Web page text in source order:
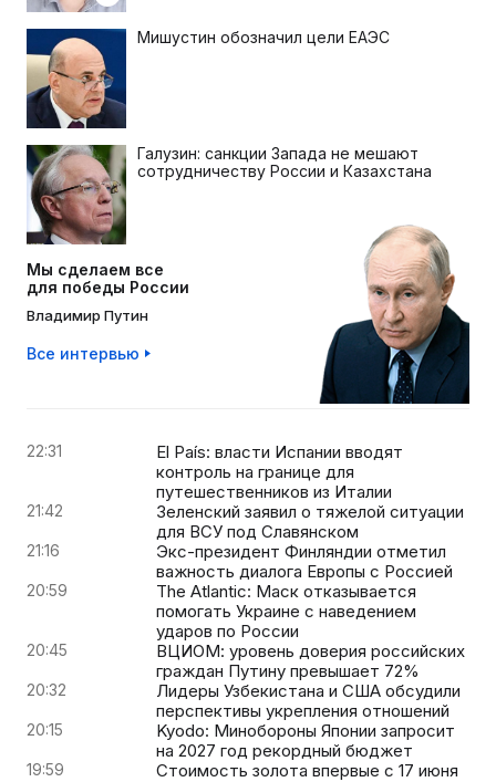
Мишустин обозначил цели ЕАЭС
Галузин: санкции Запада не мешают
сотрудничеству России и Казахстана
Мы сделаем все
для победы России
Владимир Путин
Все интервью
22:31
El País: власти Испании вводят
контроль на границе для
путешественников из Италии
21:42
Зеленский заявил о тяжелой ситуации
для ВСУ под Славянском
21:16
Экс-президент Финляндии отметил
важность диалога Европы с Россией
20:59
The Atlantic: Маск отказывается
помогать Украине с наведением
ударов по России
20:45
ВЦИОМ: уровень доверия российских
граждан Путину превышает 72%
20:32
Лидеры Узбекистана и США обсудили
перспективы укрепления отношений
20:15
Kyodo: Минобороны Японии запросит
на 2027 год рекордный бюджет
19:59
Стоимость золота впервые с 17 июня